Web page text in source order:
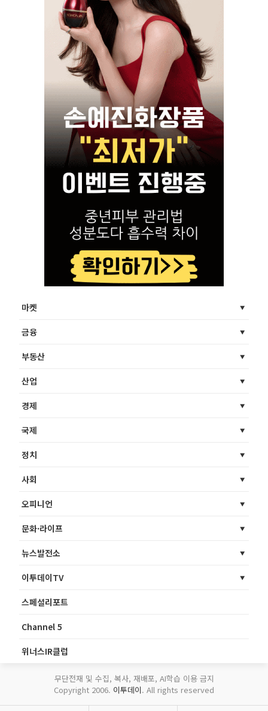
마켓
금융
부동산
산업
경제
국제
정치
사회
오피니언
문화·라이프
뉴스발전소
이투데이TV
스페셜리포트
Channel 5
위너스IR클럽
무단전재 및 수집, 복사, 재배포, AI학습 이용 금지
Copyright 2006. 이투데이. All rights reserved